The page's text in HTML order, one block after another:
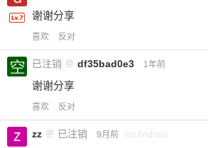
谢谢分享
喜欢 反对
已注销 @ df35bad0e3 1年前
谢谢分享
喜欢 反对
zz @ 已注销 9月前 via Android